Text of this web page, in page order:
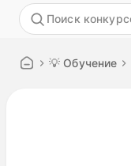
💡 Обучение